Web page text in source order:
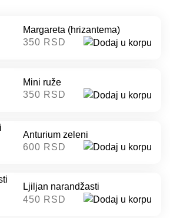
Margareta (hrizantema)
350 RSD
Mini ruže
350 RSD
Anturium zeleni
600 RSD
Ljiljan narandžasti
450 RSD